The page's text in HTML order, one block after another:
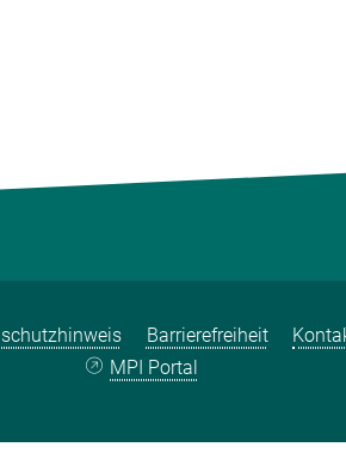
Barrierefreiheit
MPI Portal